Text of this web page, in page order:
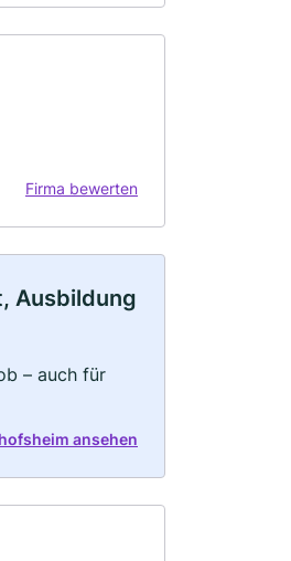
Firma bewerten
Ausbildung
– auch für
ansehen